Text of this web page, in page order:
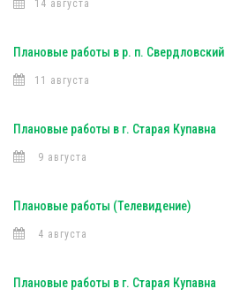
14 августа
Плановые работы в р. п. Свердловский
11 августа
Плановые работы в г. Старая Купавна
9 августа
Плановые работы (Телевидение)
4 августа
Плановые работы в г. Старая Купавна